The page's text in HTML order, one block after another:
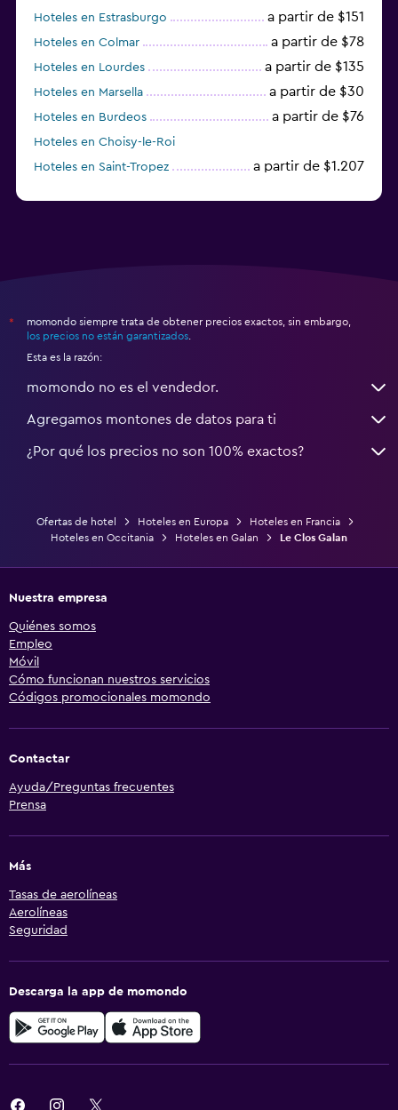
Hoteles en Estrasburgo a partir de $151
Hoteles en Colmar a partir de $78
Hoteles en Lourdes a partir de $135
Hoteles en Marsella a partir de $30
Hoteles en Burdeos a partir de $76
Hoteles en Choisy-le-Roi
Hoteles en Saint-Tropez
a partir de $1.207
*
momondo siempre trata de obtener precios exactos, sin embargo,
los precios no están garantizados
Esta es la razón:
momondo no es el vendedor.
Agregamos montones de datos para ti
¿Por qué los precios no son 100% exactos?
Ofertas de hotel Hoteles en Europa
Hoteles en Francia
Hoteles en Occitania
Hoteles en Galan Le Clos Galan
Nuestra empresa
Quiénes somos
Empleo
Móvil
Cómo funcionan nuestros servicios
Códigos promocionales momondo
Contactar
Ayuda/Preguntas frecuentes
Prensa
Más
Tasas de aerolíneas
Aerolíneas
Seguridad
Descarga la app de momondo